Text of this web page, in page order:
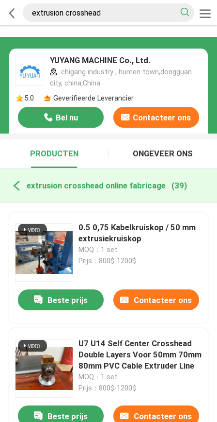
YUYANG MACHINE Co., Ltd.
chigang industry , humen town,dongguan
city, china,China
5.0
Geverifieerde Leverancier
Bel nu Contacteer ons
PRODUCTEN ONGEVEER ONS
extrusion crosshead online fabricage (39)
0.5 0,75 Kabelkruiskop / 50 mm
extrusiekruiskop
MOQ：1 set
Prijs：800$-1200$
Beste prijs Contacteer ons
U7 U14 Self Center Crosshead
Double Layers Voor 50mm 70mm
80mm PVC Cable Extruder Line
MOQ：1 set
Prijs：800$-1200$
Beste prijs Contacteer ons